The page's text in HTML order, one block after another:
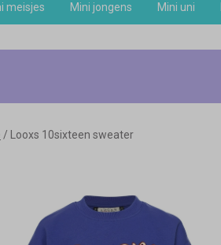
meisjes Mini jongens Mini uni
Looxs 10sixteen sweater